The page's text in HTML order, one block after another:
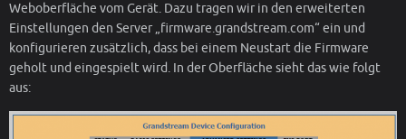
Weboberfläche vom Gerät. Dazu tragen wir in den erweiterten
Einstellungen den Server „firmware.grandstream.com“ ein und
konfigurieren zusätzlich, dass bei einem Neustart die Firmware
geholt und eingespielt wird. In der Oberfläche sieht das wie folgt
aus: